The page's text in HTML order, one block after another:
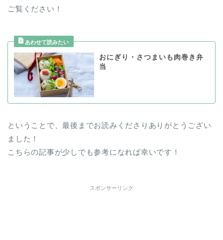
ご覧ください！
おにぎり・さつまいも肉巻き弁
当
ということで、最後までお読みくださりありがとうござい
ました！
こちらの記事が少しでも参考になれば幸いです！
スポンサーリンク